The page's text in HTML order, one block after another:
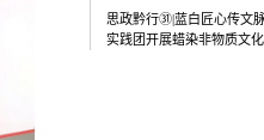
思政黔行㉛|蓝白匠心传文
实践团开展蜡染非物质文化